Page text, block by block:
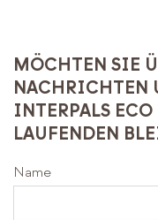
MÖCHTEN SIE
NACHRICHTEN
INTERPALS
LAUFENDEN
Name